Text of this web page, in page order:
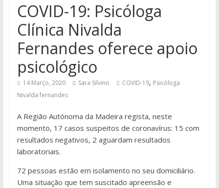
COVID-19: Psicóloga
Clínica Nivalda
Fernandes oferece apoio
psicológico
14 Março, 2020 Sara Silvino COVID-19, Psicóloga
Nivalda fernandes
A Região Autónoma da Madeira regista, neste
momento, 17 casos suspeitos de coronavírus: 15 com
resultados negativos, 2 aguardam resultados
laboratoriais.
72 pessoas estão em isolamento no seu domiciliário.
Uma situação que tem suscitado apreensão e